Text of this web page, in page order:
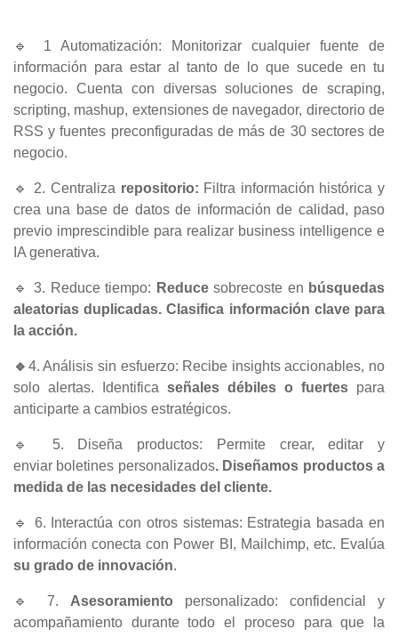
🔹 1 Automatización: Monitorizar cualquier fuente de
información para estar al tanto de lo que sucede en tu
negocio. Cuenta con diversas soluciones de scraping,
scripting, mashup, extensiones de navegador, directorio de
RSS y fuentes preconfiguradas de más de 30 sectores de
negocio.
🔹 2. Centraliza repositorio: Filtra información histórica y
crea una base de datos de información de calidad, paso
previo imprescindible para realizar business intelligence e
IA generativa.
🔹 3. Reduce tiempo: Reducesobrecoste en búsquedas
aleatorias duplicadas. Clasifica información clave para
la acción.
🔹 4. Análisis sin esfuerzo: Recibe insights accionables, no
solo alertas. Identifica señales débiles o fuertes para
anticiparte a cambios estratégicos.
🔹 5. Diseña productos: Permite crear, editar y
enviar boletines personalizados. Diseñamos productos a
medida de las necesidades del cliente.
🔹 6. Interactúa con otros sistemas: Estrategia basada en
información conecta con Power BI, Mailchimp, etc. Evalúa
su grado de innovación.
🔹 7. Asesoramiento personalizado: confidencial y
acompañamiento durante todo el proceso para que la